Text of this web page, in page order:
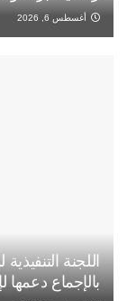
أغسطس 6, 2026
اللجنة
بالإجماع دعمها